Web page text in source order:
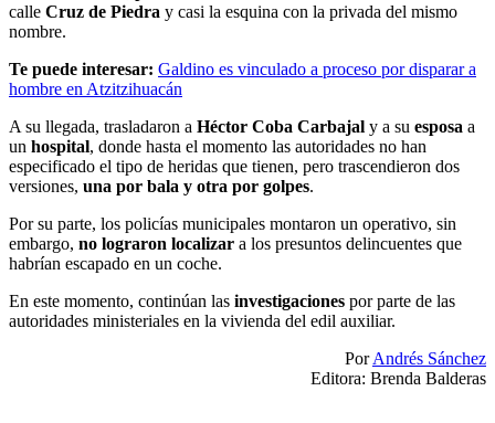
calle Cruz de Piedra y casi la esquina con la privada del mismo
nombre.
Te puede interesar: Galdino es vinculado a proceso por disparar a
hombre en Atzitzihuacán
A su llegada, trasladaron a Héctor Coba Carbajal y a su esposa a
un hospital, donde hasta el momento las autoridades no han
especificado el tipo de heridas que tienen, pero trascendieron dos
versiones, una por bala y otra por golpes.
Por su parte, los policías municipales montaron un operativo, sin
embargo, no lograron localizar a los presuntos delincuentes que
habrían escapado en un coche.
En este momento, continúan las investigaciones por parte de las
autoridades ministeriales en la vivienda del edil auxiliar.
PorAndrés Sánchez
Editora: Brenda Balderas